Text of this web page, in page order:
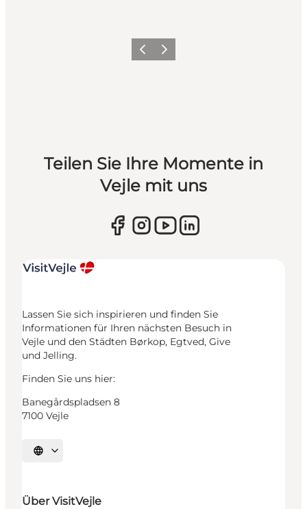
ZurückWeiter
Teilen Sie Ihre Momente in
Vejle mit uns
Lassen Sie sich inspirieren und finden Sie
Informationen für Ihren nächsten Besuch in
Vejle und den Städten Børkop, Egtved, Give
und Jelling.
Finden Sie uns hier:
Banegårdspladsen 8
7100 Vejle
Sprache auswählen
Über VisitVejle